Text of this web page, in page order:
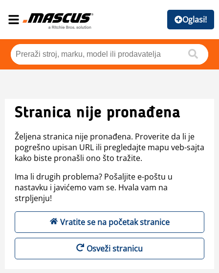
Oglasi!
Stranica nije pronađena
Željena stranica nije pronađena. Proverite da li je
pogrešno upisan URL ili pregledajte mapu veb-sajta
kako biste pronašli ono što tražite.
Ima li drugih problema? Pošaljite e-poštu u
nastavku i javićemo vam se. Hvala vam na
strpljenju!
Vratite se na početak stranice
Osveži stranicu